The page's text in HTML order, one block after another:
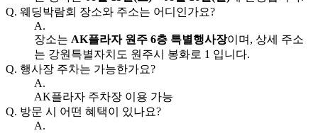
Q. 웨딩박람회 장소와 주소는 어디인가요?
A.
장소는 AK플라자 원주 6층 특별행사장이며, 상세 주소
는 강원특별자치도 원주시 봉화로 1 입니다.
Q. 행사장 주차는 가능한가요?
A.
AK플라자 주차장 이용 가능
Q. 방문 시 어떤 혜택이 있나요?
A.